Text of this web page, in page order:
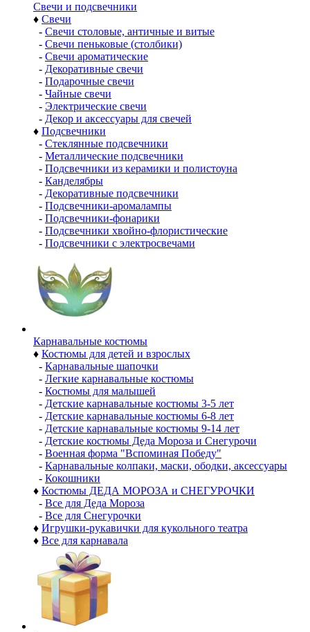
Свечи и подсвечники
♦ Свечи
- Свечи столовые, античные и витые
- Свечи пеньковые (столбики)
- Свечи ароматические
- Декоративные свечи
- Подарочные свечи
- Чайные свечи
- Электрические свечи
- Декор и аксессуары для свечей
♦ Подсвечники
- Стеклянные подсвечники
- Металлические подсвечники
- Подсвечники из керамики и полистоуна
- Канделябры
- Декоративные подсвечники
- Подсвечники-аромалампы
- Подсвечники-фонарики
- Подсвечники хвойно-флористические
- Подсвечники с электросвечами
Карнавальные костюмы
♦ Костюмы для детей и взрослых
- Карнавальные шапочки
- Легкие карнавальные костюмы
- Костюмы для малышей
- Детские карнавальные костюмы 3-5 лет
- Детские карнавальные костюмы 6-8 лет
- Детские карнавальные костюмы 9-14 лет
- Детские костюмы Деда Мороза и Снегурочи
- Военная форма "Вспоминая Победу"
- Карнавальные колпаки, маски, ободки, аксессуары
- Кокошники
♦ Костюмы ДЕДА МОРОЗА и СНЕГУРОЧКИ
- Все для Деда Мороза
- Все для Снегурочки
♦ Игрушки-рукавички для кукольного театра
♦ Все для карнавала